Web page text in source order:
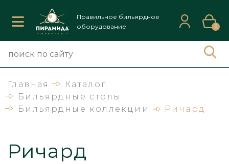
Правильное бильярдное
оборудование
0
Главная
Каталог
Бильярдные столы
Бильярдные коллекции
Ричард
Ричард